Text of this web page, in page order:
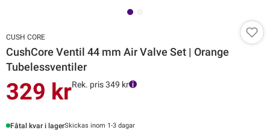
CUSH CORE
CushCore Ventil 44 mm Air Valve Set | Orange
Tubelessventiler
329 krRek. pris 349 kr
Fåtal kvar i lagerSkickas inom 1-3 dagar